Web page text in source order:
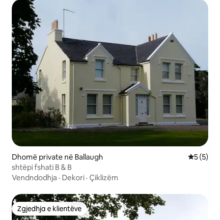
Dhomë private në Ballaugh
5 (5)
shtëpi fshati B & B
Vendndodhja · Dekori · Çiklizëm
Zgjedhja e klientëve
Zgjedhja e klientëve